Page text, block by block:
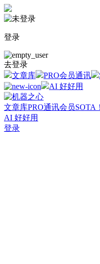
登录
去登录
文章库
PRO会员通讯
AI 好好用
文章库PRO通讯会员SOTA
AI 好好用
登录